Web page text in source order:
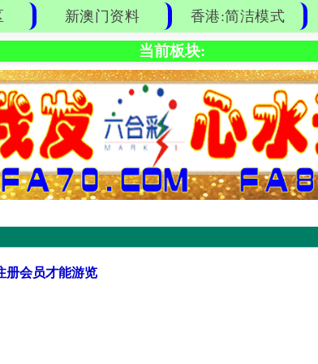
新澳门资料 香港:简洁模式
当前板块:
册会员才能游览